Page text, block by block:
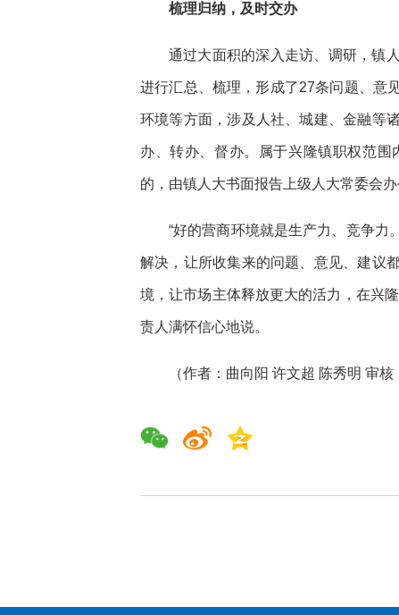
梳理归纳，及时交办
通过大面积的深入走访、调研，镇
进行汇总、梳理，形成了27条问题、意
环境等方面，涉及人社、城建、金融等
办、转办、督办。属于兴隆镇职权范
的，由镇人大书面报告上级人大常委会
“好的营商环境就是生产力、竞争力
解决，让所收集来的问题、意见、建议
境，让市场主体释放更大的活力，在兴
责人满怀信心地说。
（作者：曲向阳 许文超 陈秀明 审核